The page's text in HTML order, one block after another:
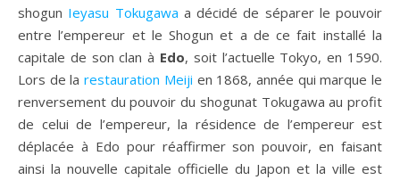
shogun Ieyasu Tokugawa a décidé de séparer le pouvoir
entre l’empereur et le Shogun et a de ce fait installé la
capitale de son clan à Edo, soit l’actuelle Tokyo, en 1590.
Lors de larestauration Meiji en 1868, année qui marque le
renversement du pouvoir du shogunat Tokugawa au profit
de celui de l’empereur, la résidence de l’empereur est
déplacée à Edo pour réaffirmer son pouvoir, en faisant
ainsi la nouvelle capitale officielle du Japon et la ville est